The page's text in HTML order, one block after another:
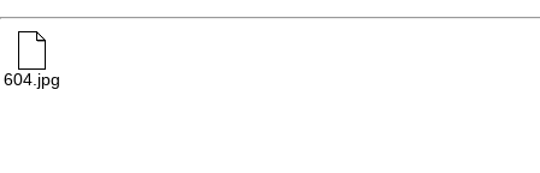
604.jpg